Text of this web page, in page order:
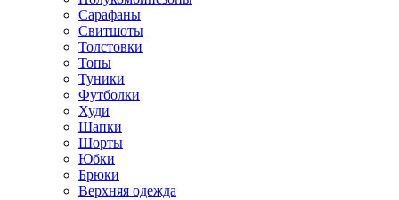
Сарафаны
Свитшоты
Толстовки
Топы
Туники
Футболки
Худи
Шапки
Шорты
Юбки
Брюки
Верхняя одежда